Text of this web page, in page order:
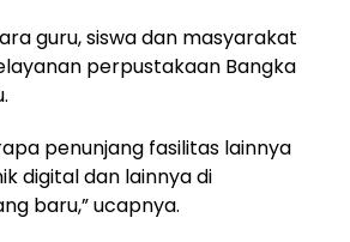
guru, siswa dan masyarakat
perpustakaan Bangka
penunjang fasilitas lainnya
digital dan lainnya di
baru,” ucapnya.